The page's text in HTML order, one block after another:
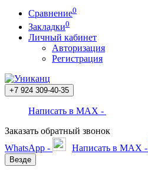
Сравнение0
Закладки0
Личный кабинет
Авторизация
Регистрация
+7 924 309-40-35
Написать в MAX -
Заказать обратный звонок
WhatsApp -
Написать в MAX -
Везде